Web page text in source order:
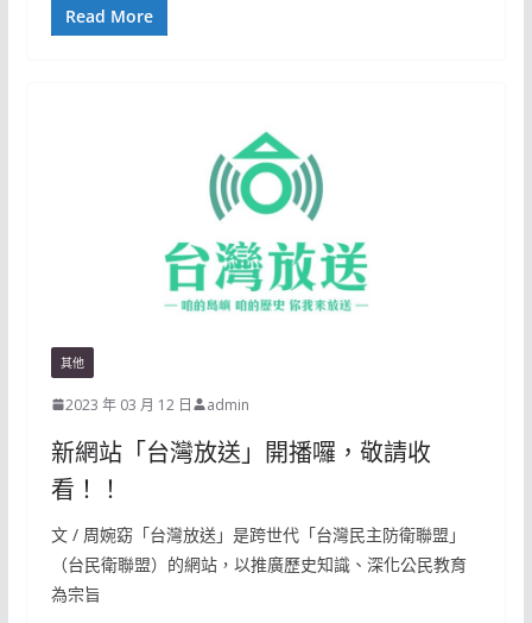
Read More
其他
2023 年 03 月 12 日 admin
新網站「台灣放送」開播囉，敬請收
看！！
文 / 周婉窈「台灣放送」是跨世代「台灣民主防衛聯盟」
（台民衛聯盟）的網站，以推廣歷史知識、深化公民教育
為宗旨